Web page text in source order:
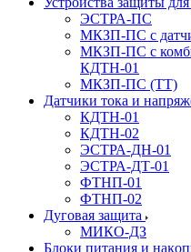
ЭСТРА-ПС
МКЗП-ПС с
МКЗП-ПС с
КДТН-01
МКЗП-ПС (ТТ)
Датчики тока и
КДТН-01
КДТН-02
ЭСТРА-ДН-01
ЭСТРА-ДТ-01
ФТНП-01
ФТНП-02
Дуговая защита
МИКО-ДЗ
Блоĸи питания и